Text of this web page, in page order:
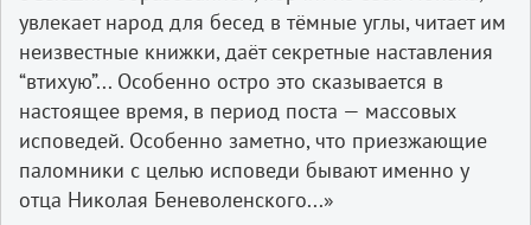
увлекает народ для бесед в тёмные углы, читает им
неизвестные книжки, даёт секретные наставления
“втихую”... Особенно остро это сказывается в
настоящее время, в период поста — массовых
исповедей. Особенно заметно, что приезжающие
паломники с целью исповеди бывают именно у
отца Николая Беневоленского...»